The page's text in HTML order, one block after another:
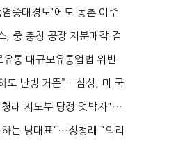
리는 ...
중대경보'에도 농촌 이주
행군…'야...
, 중 충칭 공장 지분매각 검
된 바...
유통 대규모유통업법 위반
위, 과...
도 난방 거뜬”…삼성, 미 국
개...
래 지도부 당정 엇박자"…
지 오...
하는 당대표"…정청래 "의리